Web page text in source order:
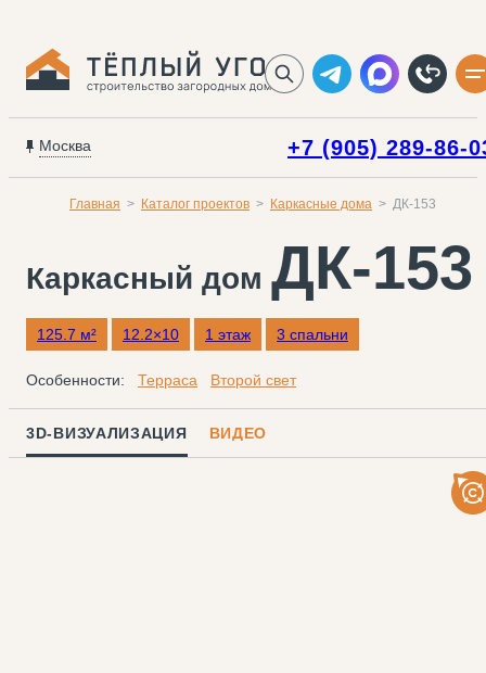
Москва +7 (905) 289-86-
Главная Каталог проектов Каркасные дома ДК-153
Каркасный дом ДК-153
125.7 м² 12.2×10 1 этаж 3 спальни
Особенности: Терраса Второй свет
3D-ВИЗУАЛИЗАЦИЯ ВИДЕО